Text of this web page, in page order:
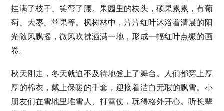
挂满了枝干、笑弯了腰。果园里的枝头，硕果累累，有葡
萄、大枣、苹果等。枫树林中，片片红叶沐浴着清晨的阳
光随风飘摇，微风吹拂洒满一地，形成一幅红叶点缀的画
卷。
秋天刚走，冬天就迫不及待地登上了舞台。人们都穿上厚
厚的棉衣，戴上保暖的手套，迎接着洁白无瑕的飘雪。小
朋友们在雪地里堆雪人、打雪仗，玩得格外开心。听长辈